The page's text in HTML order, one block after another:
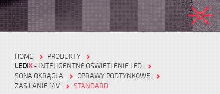
HOME
PRODUKTY
LEDIX- INTELIGENTNE OŚWIETLENIE LED
SONA OKRĄGŁA
OPRAWY PODTYNKOWE
ZASILANIE 14V
STANDARD